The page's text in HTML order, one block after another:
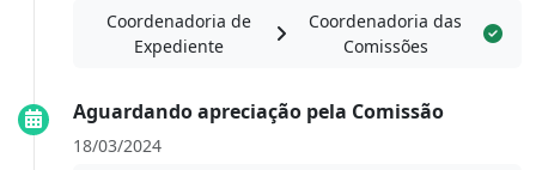
Coordenadoria de
Expediente
Coordenadoria das
Comissões
Aguardando apreciação pela Comissão
18/03/2024